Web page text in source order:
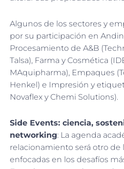
Algunos de los sectores y
por su participación en
Procesamiento de A&B
Talsa), Farma y Cosmética
MAquipharma), Empaques
Henkel) e Impresión y
Novaflex y Chemi Solutions).
Side Events: ciencia,
networking: La agenda
relacionamiento será otro de
enfocadas en los desafíos